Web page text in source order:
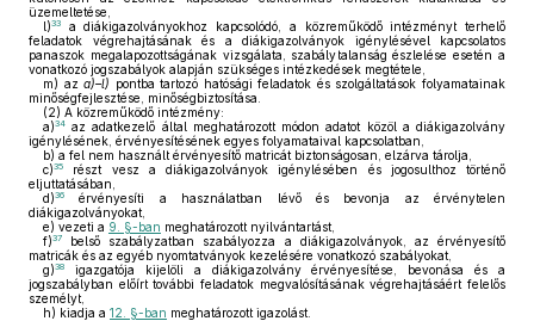
üzemeltetése,
l)33
a diákigazolványokhoz kapcsolódó, a közreműködő intézményt terhelő
feladatok végrehajtásának és a diákigazolványok igénylésével kapcsolatos
panaszok megalapozottságának vizsgálata, szabálytalanság észlelése esetén a
vonatkozó jogszabályok alapján szükséges intézkedések megtétele,
m) aza)–l) pontba tartozó hatósági feladatok és szolgáltatások folyamatainak
minőségfejlesztése, minőségbiztosítása.
(2) A közreműködő intézmény:
a)34 az adatkezelő által meghatározott módon adatot közöl a diákigazolvány
igénylésének, érvényesítésének egyes folyamataival kapcsolatban,
b) a fel nem használt érvényesítő matricát biztonságosan, elzárva tárolja,
c)35
részt vesz a diákigazolványok igénylésében és jogosulthoz történő
eljuttatásában,
d)36
érvényesíti a használatban lévő és bevonja az érvénytelen
diákigazolványokat,
e) vezeti a 9. §-ban meghatározott nyilvántartást,
f)37
belső szabályzatban szabályozza a diákigazolványok, az érvényesítő
matricák és az egyéb nyomtatványok kezelésére vonatkozó szabályokat,
g)38
igazgatója kijelöli a diákigazolvány érvényesítése, bevonása és a
jogszabályban előírt további feladatok megvalósításának végrehajtásáért felelős
személyt,
h) kiadja a 12. §-ban meghatározott igazolást.